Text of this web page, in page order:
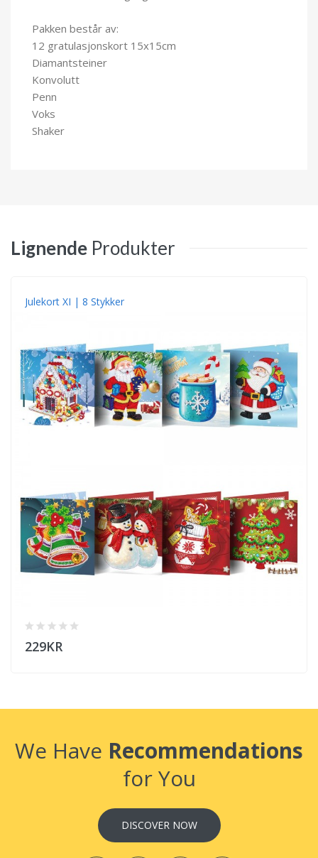
Pakken består av:
12 gratulasjonskort 15x15cm
Diamantsteiner
Konvolutt
Penn
Voks
Shaker
Lignende Produkter
Julekort XI | 8 Stykker
229KR
We Have Recommendations
for You
DISCOVER NOW